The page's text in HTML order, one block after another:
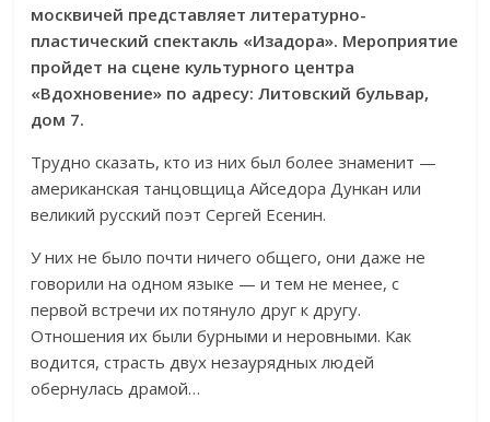
москвичей представляет литературно-
пластический спектакль «Изадора». Мероприятие
пройдет на сцене культурного центра
«Вдохновение» по адресу: Литовский бульвар,
дом 7.
Трудно сказать, кто из них был более знаменит —
американская танцовщица Айседора Дункан или
великий русский поэт Сергей Есенин.
У них не было почти ничего общего, они даже не
говорили на одном языке — и тем не менее, с
первой встречи их потянуло друг к другу.
Отношения их были бурными и неровными. Как
водится, страсть двух незаурядных людей
обернулась драмой…